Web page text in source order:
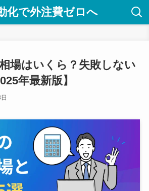
化で外注費ゼロへ
場はいくら？失敗しない
年最新版】